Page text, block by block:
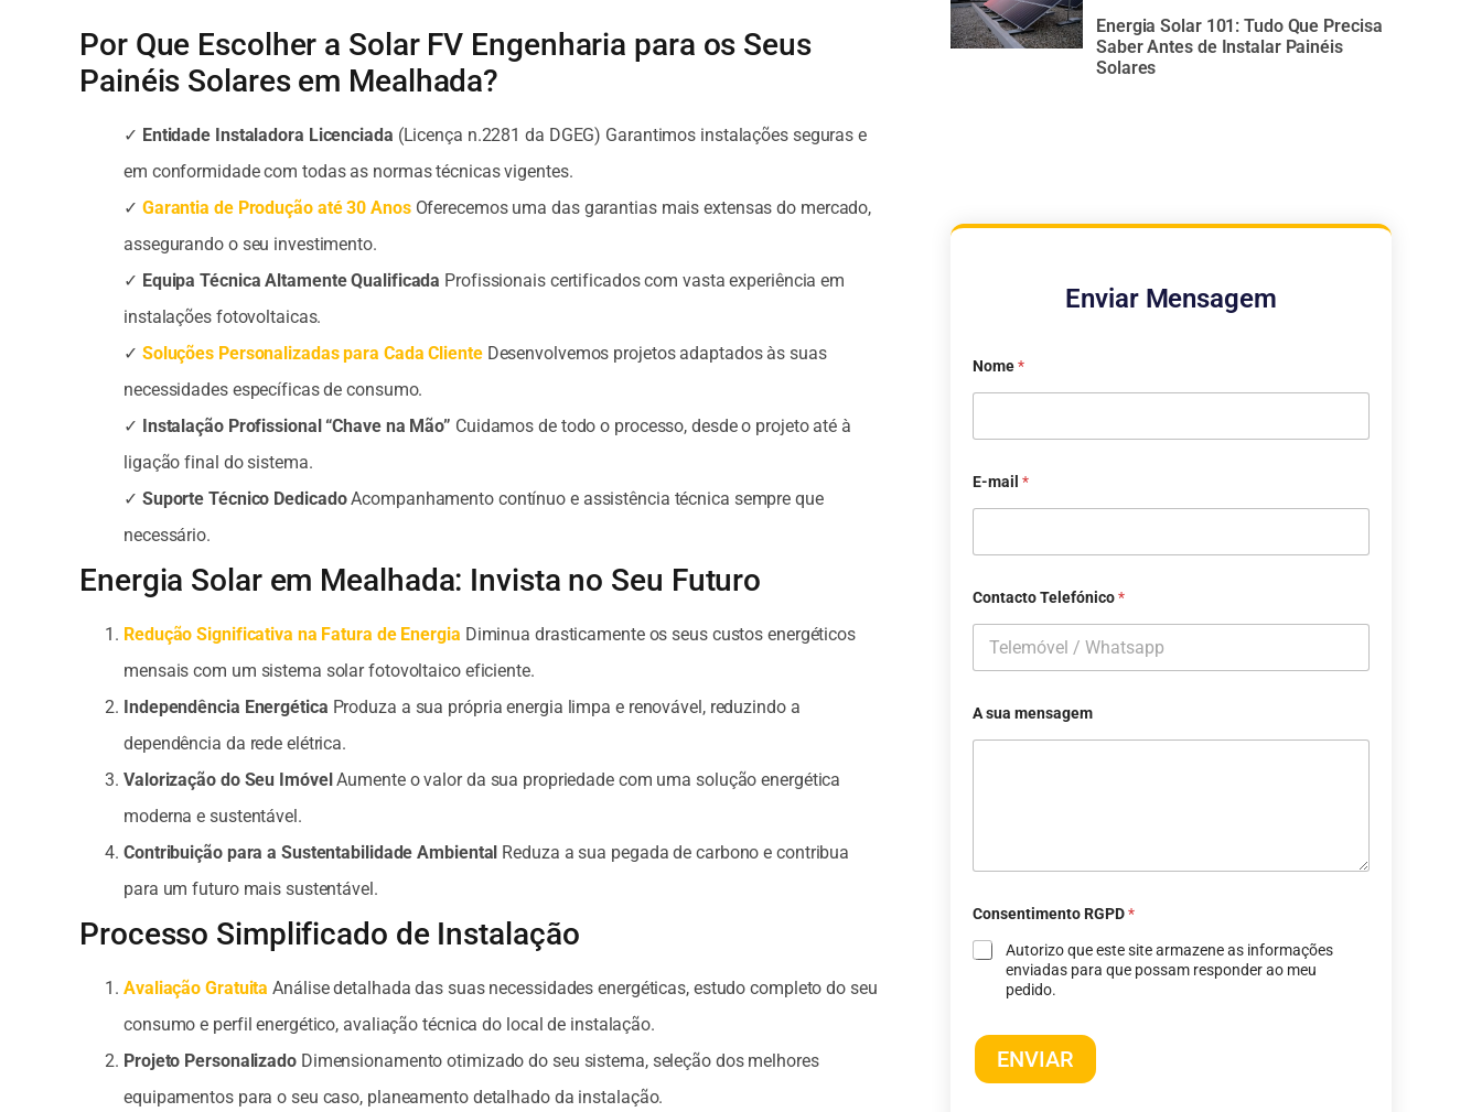
Por Que Escolher a Solar FV Engenharia para os Seus
Painéis Solares em Mealhada?
✓ Entidade Instaladora Licenciada (Licença n.2281 da DGEG) Garantimos instalações seguras e
em conformidade com todas as normas técnicas vigentes.
✓ Garantia de Produção até 30 AnosOferecemos uma das garantias mais extensas do mercado,
assegurando o seu investimento.
✓ Equipa Técnica Altamente Qualificada Profissionais certificados com vasta experiência em
instalações fotovoltaicas.
✓ Soluções Personalizadas para Cada ClienteDesenvolvemos projetos adaptados às suas
necessidades específicas de consumo.
✓ Instalação Profissional “Chave na Mão” Cuidamos de todo o processo, desde o projeto até à
ligação final do sistema.
✓ Suporte Técnico DedicadoAcompanhamento contínuo e assistência técnica sempre que
necessário.
Energia Solar em Mealhada: Invista no Seu Futuro
Redução Significativa na Fatura de Energia Diminua drasticamente os seus custos energéticos
mensais com um sistema solar fotovoltaico eficiente.
Independência Energética Produza a sua própria energia limpa e renovável, reduzindo a
dependência da rede elétrica.
Valorização do Seu ImóvelAumente o valor da sua propriedade com uma solução energética
moderna e sustentável.
Contribuição para a Sustentabilidade Ambiental Reduza a sua pegada de carbono e contribua
para um futuro mais sustentável.
Processo Simplificado de Instalação
Avaliação Gratuita Análise detalhada das suas necessidades energéticas, estudo completo do seu
consumo e perfil energético, avaliação técnica do local de instalação.
Projeto PersonalizadoDimensionamento otimizado do seu sistema, seleção dos melhores
equipamentos para o seu caso, planeamento detalhado da instalação.
Energia Solar 101: Tudo Que Precisa
Saber Antes de Instalar Painéis
Solares
Enviar Mensagem
Nome*
E-mail *
Contacto Telefónico*
A sua mensagem
Consentimento RGPD*
Autorizo ​​que este site armazene as informações
enviadas para que possam responder ao meu
pedido.
ENVIAR